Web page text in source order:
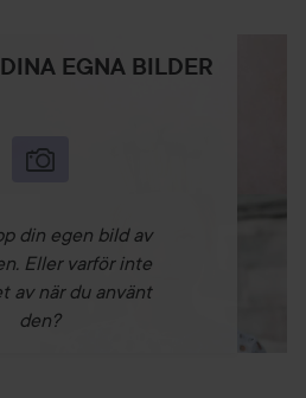
EGNA BILDER
din egen bild av
Eller varför inte
av när du använt
den?